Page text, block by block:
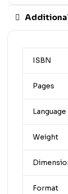
ISBN
Pages
Language
Weight
Format